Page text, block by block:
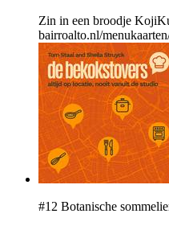
Zin in een broodje
bairroalto.nl/
#12 Botanische